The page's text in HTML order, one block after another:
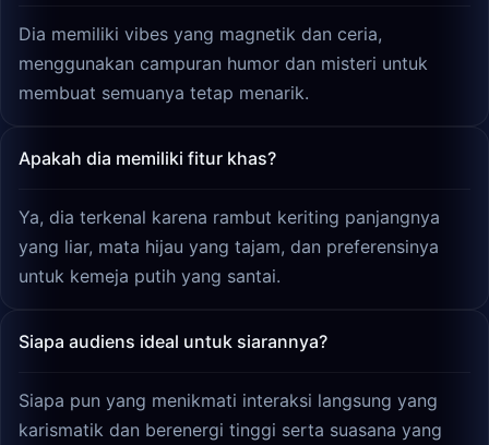
Dia memiliki vibes yang magnetik dan ceria,
menggunakan campuran humor dan misteri untuk
membuat semuanya tetap menarik.
Apakah dia memiliki fitur khas?
Ya, dia terkenal karena rambut keriting panjangnya
yang liar, mata hijau yang tajam, dan preferensinya
untuk kemeja putih yang santai.
Siapa audiens ideal untuk siarannya?
Siapa pun yang menikmati interaksi langsung yang
karismatik dan berenergi tinggi serta suasana yang